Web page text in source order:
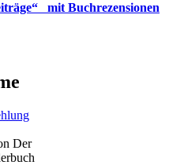
mit Buchrezensionen
Der